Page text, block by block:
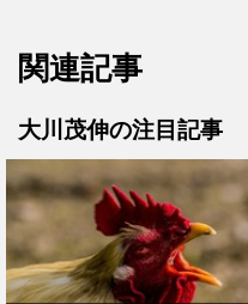
関連記事
大川茂伸の注目記事